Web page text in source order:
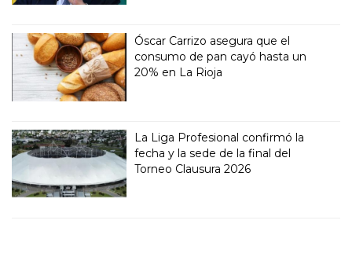
Óscar Carrizo asegura que el
consumo de pan cayó hasta un
20% en La Rioja
La Liga Profesional confirmó la
fecha y la sede de la final del
Torneo Clausura 2026